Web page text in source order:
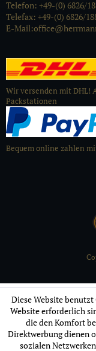
Telefon: +49-(0) 6826/
Telefax: +49-(0) 6826/
E-
Wir versenden mit DHL!
Packstationen
Bequem online zahlen
Diese Website
Website erforderlich
die den Komfort
Direktwerbung dienen
sozialen